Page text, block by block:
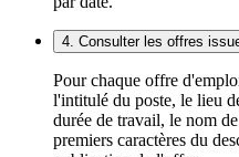
4. Consulter les offres
Pour chaque offre
l'intitulé du poste, le lieu
durée de travail, le nom
premiers caractères du